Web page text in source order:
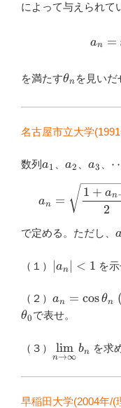
によって与えられて
an =
を満たすθn を見いだ
名古屋市立大学
数列 a_1
a1 a_2
a2 a_3
a3
an =
2
1 + an
で定める。ただし、 a
（１）
|a_n|
∣an ∣ < 1 を示
（２） a_n=\cos
\ (n \geqq
an = cosθn (
θ0 で表せ。
（３）
\lim_{n \to
\infty} b_n
n→∞
lim bn を求
早稲田大学(2004年/(